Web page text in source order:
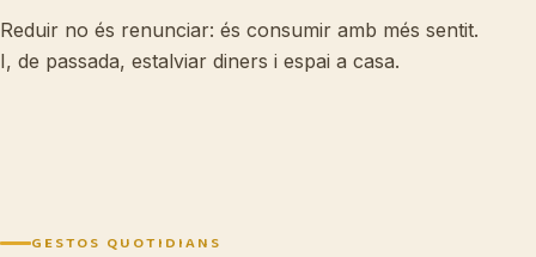
Reduir no és renunciar: és consumir amb més sentit.
I, de passada, estalviar diners i espai a casa.
GESTOS QUOTIDIANS